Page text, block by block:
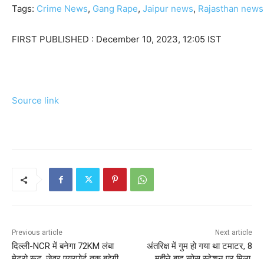
Tags: Crime News, Gang Rape, Jaipur news, Rajasthan news
FIRST PUBLISHED : December 10, 2023, 12:05 IST
Source link
Previous article
दिल्ली-NCR में बनेगा 72KM लंबा
Next article
अंत‍र‍िक्ष में गुम हो गया था टमाटर, 8